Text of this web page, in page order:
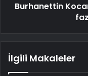
Burhanettin
İlgili Makaleler